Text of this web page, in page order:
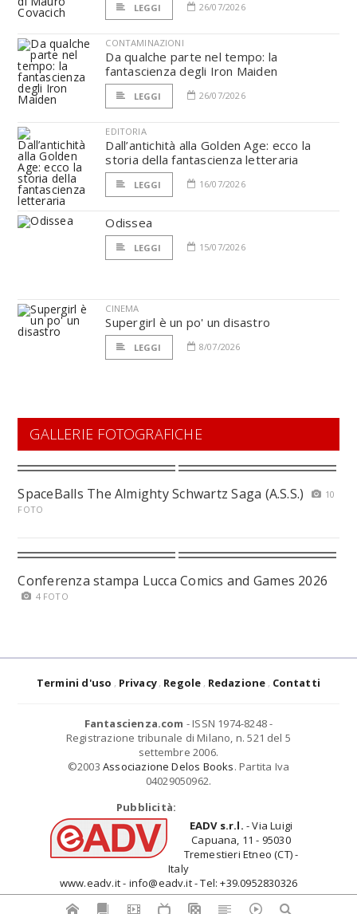
LEGGI 26/07/2026
CONTAMINAZIONI
Da qualche parte nel tempo: la
fantascienza degli Iron Maiden
LEGGI 26/07/2026
EDITORIA
Dall’antichità alla Golden Age: ecco la
storia della fantascienza letteraria
LEGGI 16/07/2026
Odissea
LEGGI 15/07/2026
CINEMA
Supergirl è un po' un disastro
LEGGI 8/07/2026
GALLERIE FOTOGRAFICHE
SpaceBalls The Almighty Schwartz Saga (A.S.S.)
10
FOTO
Conferenza stampa Lucca Comics and Games 2026
4 FOTO
Termini d'uso Privacy Regole Redazione Contatti
Fantascienza.com - ISSN 1974-8248 -
Registrazione tribunale di Milano, n. 521 del 5
settembre 2006.
©2003 Associazione Delos Books. Partita Iva
04029050962.
Pubblicità:
EADV s.r.l. - Via Luigi
Capuana, 11 - 95030
Tremestieri Etneo (CT) -
Italy
www.eadv.it - info@eadv.it - Tel: +39.0952830326